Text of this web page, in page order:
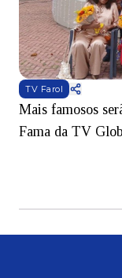
TV Farol
Mais famosos
Fama da TV